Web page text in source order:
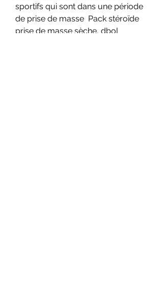
sportifs qui sont dans une période
de prise de masse  Pack stéroïde
prise de masse sèche, dbol